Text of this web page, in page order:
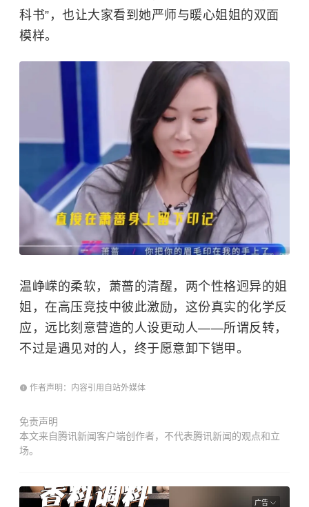
科书”，也让大家看到她严师与暖心姐姐的双面
模样。
温峥嵘的柔软，萧蔷的清醒，两个性格迥异的姐
姐，在高压竞技中彼此激励，这份真实的化学反
应，远比刻意营造的人设更动人——所谓反转，
不过是遇见对的人，终于愿意卸下铠甲。
作者声明：内容引用自站外媒体
免责声明
本文来自腾讯新闻客户端创作者，不代表腾讯新闻的观点和立
场。
广告